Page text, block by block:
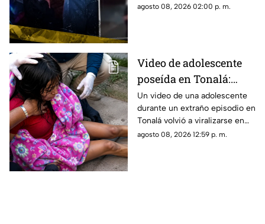
Moscú y grabado la agresión.
agosto 08, 2026 02:00 p. m.
Video de adolescente
poseída en Tonalá:
bomberos llegaron
auxiliarla ¿Qué es lo
que ocurrió?
Un video de una adolescente
durante un extraño episodio en
Tonalá volvió a viralizarse en
TikTok, aunque las
agosto 08, 2026 12:59 p. m.